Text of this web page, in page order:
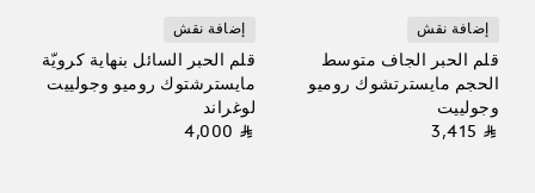
إضافة نقش
قلم الحبر الجاف متوسط
الحجم مايسترتشوك روميو
وجولييت
⃁ 3,415
إضافة نقش
قلم الحبر السائل بنهاية كرويّة
مايسترشتوك روميو وجولييت
لوغراند
⃁ 4,000